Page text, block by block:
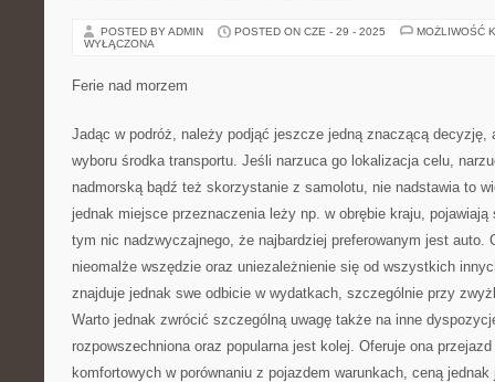
POSTED BY ADMIN POSTED ON CZE - 29 - 2025
MOŻLIWOŚĆ
WYŁĄCZONA
Ferie nad morzem
Jadąc w podróż, należy podjąć jeszcze jedną znaczącą decyzję,
wyboru środka transportu. Jeśli narzuca go lokalizacja celu,
nadmorską bądź też skorzystanie z samolotu, nie nadstawia to
jednak miejsce przeznaczenia leży np. w obrębie kraju,
tym nic nadzwyczajnego, że najbardziej preferowanym jest auto.
nieomalże wszędzie oraz uniezależnienie się od wszystkich
znajduje jednak swe odbicie w wydatkach, szczególnie przy
Warto jednak zwrócić szczególną uwagę także na inne
rozpowszechniona oraz popularna jest kolej. Oferuje ona
komfortowych w porównaniu z pojazdem warunkach, ceną